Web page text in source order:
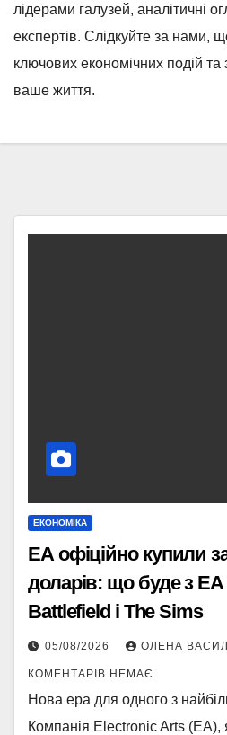
лідерами галузей, аналітичні
експертів. Слідкуйте за нами,
ключових економічних подій та
ваше життя.
ЕКОНОМІКА
EA офіційно купили
доларів: що буде з
Battlefield і The Sims
05/08/2026 ОЛЕНА
КОМЕНТАРІВ НЕМАЄ
Нова ера для одного з
Компанія Electronic Arts (EA),